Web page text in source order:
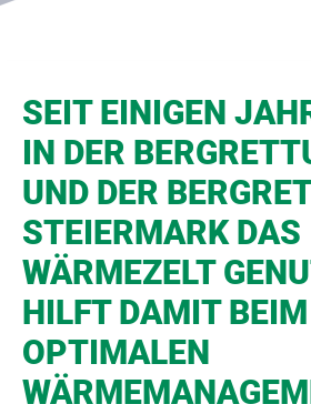
SEIT EINIGEN
IN DER
UND DER
STEIERMARK DAS
WÄRMEZELT
HILFT DAMIT BEIM
OPTIMALEN